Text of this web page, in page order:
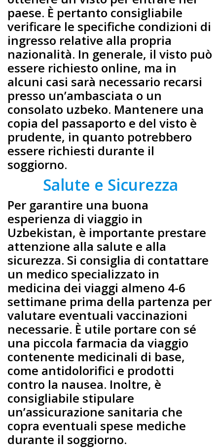
paese. È pertanto consigliabile
verificare le specifiche condizioni di
ingresso relative alla propria
nazionalità. In generale, il visto può
essere richiesto online, ma in
alcuni casi sarà necessario recarsi
presso un’ambasciata o un
consolato uzbeko. Mantenere una
copia del passaporto e del visto è
prudente, in quanto potrebbero
essere richiesti durante il
soggiorno.
Salute e Sicurezza
Per garantire una buona
esperienza di viaggio in
Uzbekistan, è importante prestare
attenzione alla salute e alla
sicurezza. Si consiglia di contattare
un medico specializzato in
medicina dei viaggi almeno 4-6
settimane prima della partenza per
valutare eventuali vaccinazioni
necessarie. È utile portare con sé
una piccola farmacia da viaggio
contenente medicinali di base,
come antidolorifici e prodotti
contro la nausea. Inoltre, è
consigliabile stipulare
un’assicurazione sanitaria che
copra eventuali spese mediche
durante il soggiorno.